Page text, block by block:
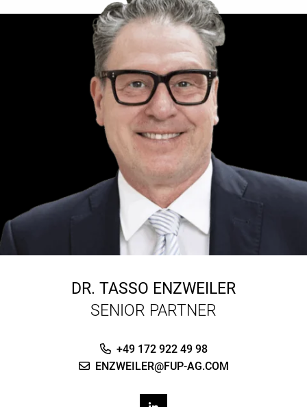
DR. TASSO ENZWEILER
SENIOR PARTNER
+49 172 922 49 98
ENZWEILER@FUP-AG.COM